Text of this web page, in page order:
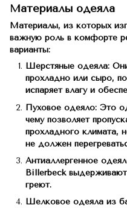
Материалы одеяла
Материалы, из которых
важную роль в комфорте
варианты:
Шерстяные одеяла:
прохладно или сыро,
испаряет влагу и
Пуховое одеяло: Это
чему позволяет
прохладного климата,
не должен
Антиаллергенное
Billerbeck
греют.
Шелковое одеяла из